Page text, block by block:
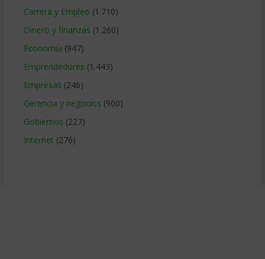
Carrera y Empleo (1.710)
Dinero y finanzas (1.260)
Economía (947)
Emprendedores (1.443)
Empresas (246)
Gerencia y negocios (900)
Gobiernos (227)
Internet (276)